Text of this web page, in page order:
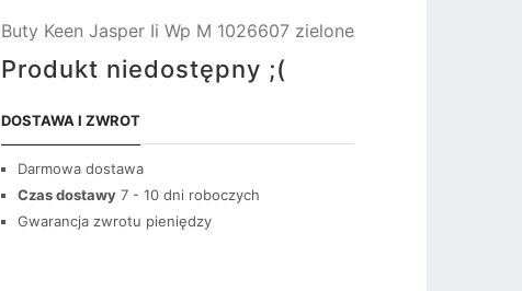
Buty Keen Jasper Ii Wp M 1026607 zielone
Produkt niedostępny ;(
DOSTAWA I ZWROT
Darmowa dostawa
Czas dostawy 7 - 10 dni roboczych
Gwarancja zwrotu pieniędzy